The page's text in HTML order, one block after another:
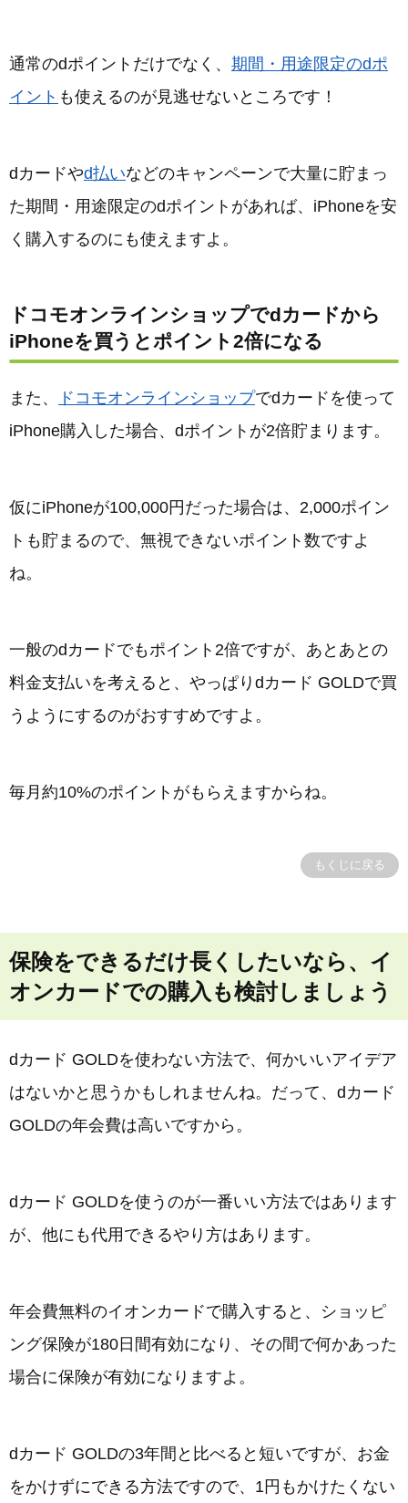
通常のdポイントだけでなく、 期間・用途限定のdポ
イント も使えるのが見逃せないところです！
dカードやd払いなどのキャンペーンで大量に貯まっ
た期間・用途限定のdポイントがあれば、iPhoneを安
く購入するのにも使えますよ。
ドコモオンラインショップでdカードから
iPhoneを買うとポイント2倍になる
また、 ドコモオンラインショップでdカードを使って
iPhone購入した場合、dポイントが2倍貯まります。
仮にiPhoneが100,000円だった場合は、2,000ポイン
トも貯まるので、無視できないポイント数ですよ
ね。
一般のdカードでもポイント2倍ですが、あとあとの
料金支払いを考えると、やっぱりdカード GOLDで買
うようにするのがおすすめですよ。
毎月約10%のポイントがもらえますからね。
もくじに戻る
保険をできるだけ長くしたいなら、イ
オンカードでの購入も検討しましょう
dカード GOLDを使わない方法で、何かいいアイデア
はないかと思うかもしれませんね。だって、dカード
GOLDの年会費は高いですから。
dカード GOLDを使うのが一番いい方法ではあります
が、他にも代用できるやり方はあります。
年会費無料のイオンカードで購入すると、ショッピ
ング保険が180日間有効になり、その間で何かあった
場合に保険が有効になりますよ。
dカード GOLDの3年間と比べると短いですが、お金
をかけずにできる方法ですので、1円もかけたくない